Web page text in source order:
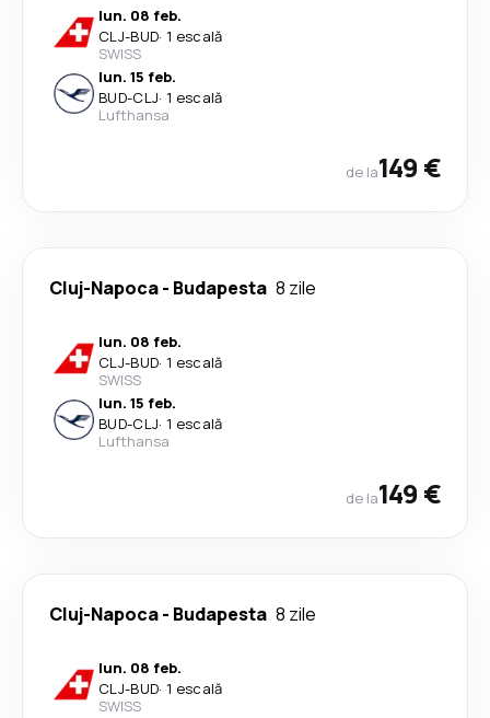
lun. 08 feb.
CLJ-BUD· 1 escală
SWISS
lun. 15 feb.
BUD-CLJ· 1 escală
Lufthansa
de la149 €
Cluj-Napoca- Budapesta 8 zile
lun. 08 feb.
CLJ-BUD· 1 escală
SWISS
lun. 15 feb.
BUD-CLJ· 1 escală
Lufthansa
de la149 €
Cluj-Napoca- Budapesta 8 zile
lun. 08 feb.
CLJ-BUD· 1 escală
SWISS